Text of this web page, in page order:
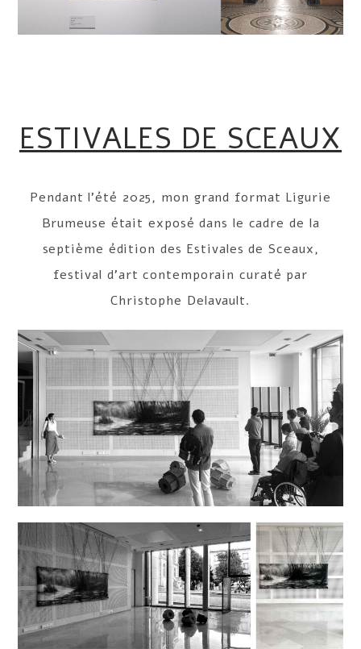
ESTIVALES DE SCEAUX
Pendant l’été 2025, mon grand format Ligurie
Brumeuse était exposé dans le cadre de la
septième édition des Estivales de Sceaux,
festival d’art contemporain curaté par
Christophe Delavault.